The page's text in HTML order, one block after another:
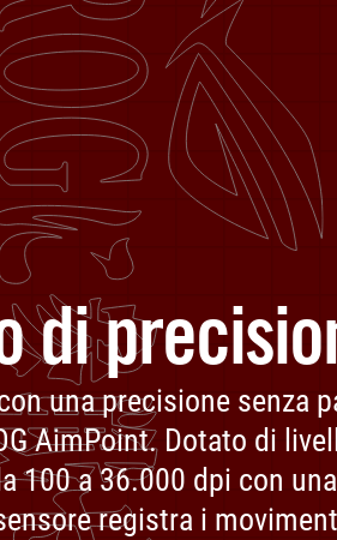
di
una precisione senza
AimPoint. Dotato di
100 a 36.000 dpi con una
registra i